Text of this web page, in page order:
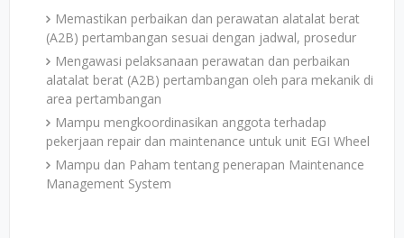
Memastikan perbaikan dan perawatan alatalat berat
(A2B) pertambangan sesuai dengan jadwal, prosedur
Mengawasi pelaksanaan perawatan dan perbaikan
alatalat berat (A2B) pertambangan oleh para mekanik di
area pertambangan
Mampu mengkoordinasikan anggota terhadap
pekerjaan repair dan maintenance untuk unit EGI Wheel
Mampu dan Paham tentang penerapan Maintenance
Management System